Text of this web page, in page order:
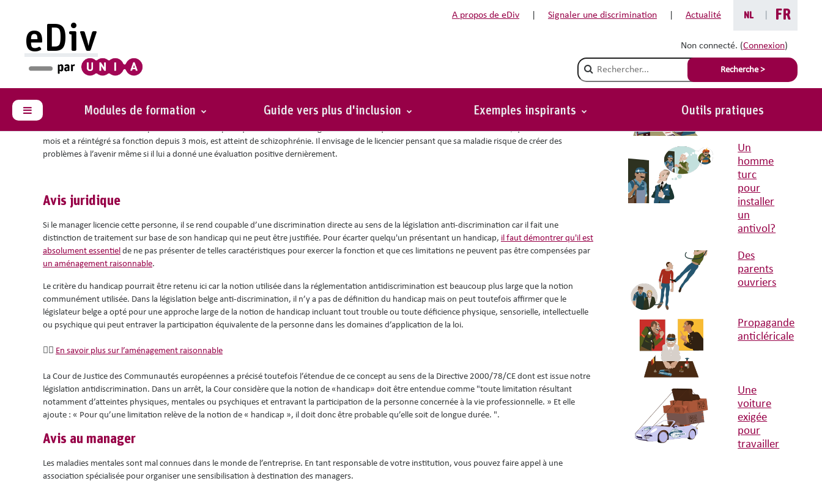
A propos de eDiv
Signaler une discrimination Actualité NL FR
Non connecté. (Connexion)
Champ de recherche
Recherche >
eDiv
Panneau latéral Modules de formation Guide vers plus d'inclusion Exemples inspirants Outils pratiques
Vous êtes ici :
Peur de la maladie mentale
Retour
Vous êtes directeur d’une importante institution publique. Un de vos managers vous confie qu’un des travailleurs de son service, qui a été absent 2
mois et a réintégré sa fonction depuis 3 mois, est atteint de schizophrénie. Il envisage de le licencier pensant que sa maladie risque de créer des
problèmes à l’avenir même si il lui a donné une évaluation positive dernièrement.
Avis juridique
Si le manager licencie cette personne, il se rend coupable d’une discrimination directe au sens de la législation anti-discrimination car il fait une
distinction de traitement sur base de son handicap qui ne peut être justifiée. Pour écarter quelqu'un présentant un handicap, il faut démontrer qu'il est
absolument essentiel de ne pas présenter de telles caractéristiques pour exercer la fonction et que ces limitations ne peuvent pas être compensées par
un aménagement raisonnable.
Le critère du handicap pourrait être retenu ici car la notion utilisée dans la réglementation antidiscrimination est beaucoup plus large que la notion
communément utilisée. Dans la législation belge anti-discrimination, il n’y a pas de définition du handicap mais on peut toutefois affirmer que le
législateur belge a opté pour une approche large de la notion de handicap incluant tout trouble ou toute déficience physique, sensorielle, intellectuelle
ou psychique qui peut entraver la participation équivalente de la personne dans les domaines d’application de la loi.
👉🏾 En savoir plus sur l’aménagement raisonnable
La Cour de Justice des Communautés européennes a précisé toutefois l’étendue de ce concept au sens de la Directive 2000/78/CE dont est issue notre
législation antidiscrimination. Dans un arrêt, la Cour considère que la notion de «handicap» doit être entendue comme "toute limitation résultant
notamment d’atteintes physiques, mentales ou psychiques et entravant la participation de la personne concernée à la vie professionnelle. » Et elle
ajoute : « Pour qu’une limitation relève de la notion de « handicap », il doit donc être probable qu’elle soit de longue durée. ".
Avis au manager
Les maladies mentales sont mal connues dans le monde de l’entreprise. En tant responsable de votre institution, vous pouvez faire appel à une
association spécialisée pour organiser une sensibilisation à destination des managers.
Situations avec conseils liées
Une offre
chômeurs?
Un
homme
turc
pour
installer
un
antivol?
Des
parents
ouvriers
Propagande
anticléricale
Une
voiture
exigée
pour
travailler